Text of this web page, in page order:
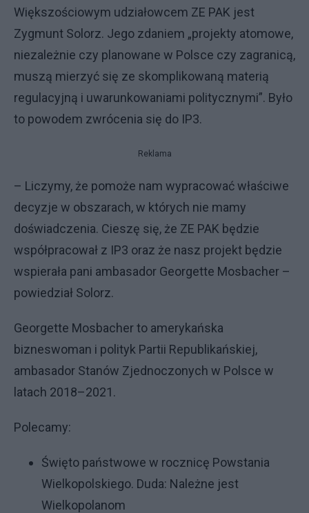
Większościowym udziałowcem ZE PAK jest
Zygmunt Solorz. Jego zdaniem „projekty atomowe,
niezależnie czy planowane w Polsce czy zagranicą,
muszą mierzyć się ze skomplikowaną materią
regulacyjną i uwarunkowaniami politycznymi”. Było
to powodem zwrócenia się do IP3.
Reklama
– Liczymy, że pomoże nam wypracować właściwe
decyzje w obszarach, w których nie mamy
doświadczenia. Cieszę się, że ZE PAK będzie
współpracował z IP3 oraz że nasz projekt będzie
wspierała pani ambasador Georgette Mosbacher –
powiedział Solorz.
Georgette Mosbacher to amerykańska
bizneswoman i polityk Partii Republikańskiej,
ambasador Stanów Zjednoczonych w Polsce w
latach 2018–2021.
Polecamy:
Święto państwowe w rocznicę Powstania
Wielkopolskiego. Duda: Należne jest
Wielkopolanom